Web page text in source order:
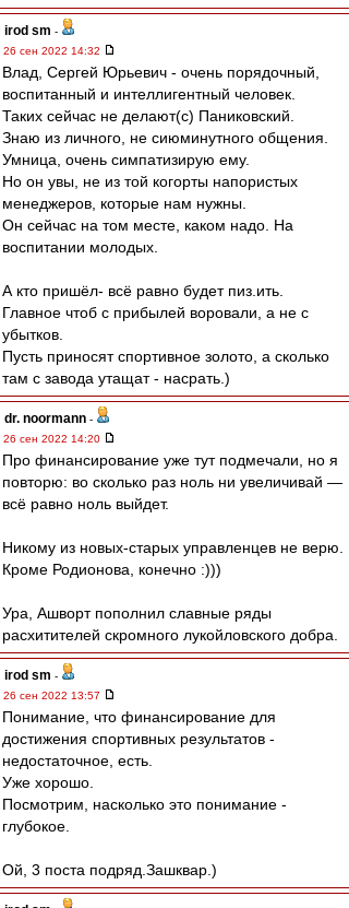
irod sm -
26 сен 2022 14:32
Влад, Сергей Юрьевич - очень порядочный,
воспитанный и интеллигентный человек.
Таких сейчас не делают(с) Паниковский.
Знаю из личного, не сиюминутного общения.
Умница, очень симпатизирую ему.
Но он увы, не из той когорты напористых
менеджеров, которые нам нужны.
Он сейчас на том месте, каком надо. На
воспитании молодых.
А кто пришёл- всё равно будет пиз.ить.
Главное чтоб с прибылей воровали, а не с
убытков.
Пусть приносят спортивное золото, а сколько
там с завода утащат - насрать.)
dr. noormann -
26 сен 2022 14:20
Про финансирование уже тут подмечали, но я
повторю: во сколько раз ноль ни увеличивай —
всё равно ноль выйдет.
Никому из новых-старых управленцев не верю.
Кроме Родионова, конечно :)))
Ура, Ашворт пополнил славные ряды
расхитителей скромного лукойловского добра.
irod sm -
26 сен 2022 13:57
Понимание, что финансирование для
достижения спортивных результатов -
недостаточное, есть.
Уже хорошо.
Посмотрим, насколько это понимание -
глубокое.
Ой, 3 поста подряд.Зашквар.)